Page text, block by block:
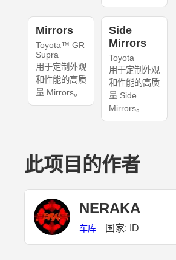
Mirrors
Toyota™ GR
Supra
用于定制外观
和性能的高质
量 Mirrors。
Side
Mirrors
Toyota
用于定制外观
和性能的高质
量 Side
Mirrors。
此项目的作者
NERAKA
车库 国家: ID